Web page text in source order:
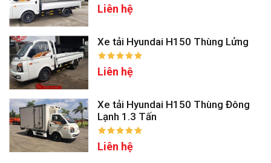
Liên hệ
Xe tải Hyundai H150 Thùng Lửng
Liên hệ
Xe tải Hyundai H150 Thùng Đông
Lạnh 1.3 Tấn
Liên hệ